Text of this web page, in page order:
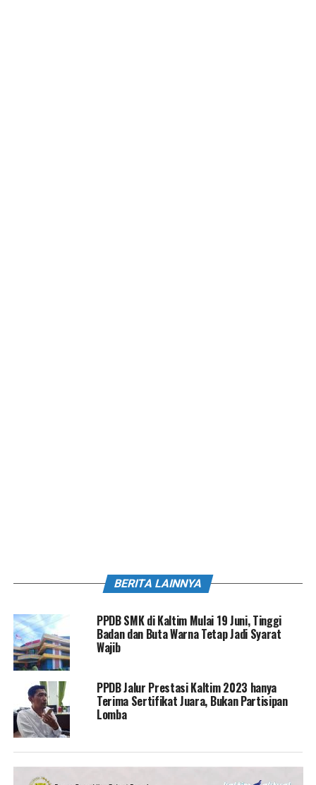
BERITA LAINNYA
PPDB SMK di Kaltim Mulai 19 Juni, Tinggi
Badan dan Buta Warna Tetap Jadi Syarat
Wajib
PPDB Jalur Prestasi Kaltim 2023 hanya
Terima Sertifikat Juara, Bukan Partisipan
Lomba